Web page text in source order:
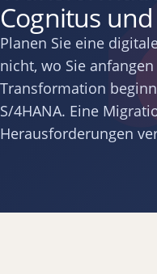
Cognitus
Planen Sie eine
nicht, wo Sie
Transformation
S/4HANA. Eine
Herausforderungen